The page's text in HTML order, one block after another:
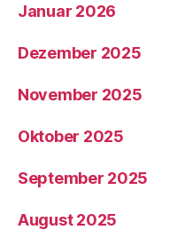
Januar 2026
Dezember 2025
November 2025
Oktober 2025
September 2025
August 2025